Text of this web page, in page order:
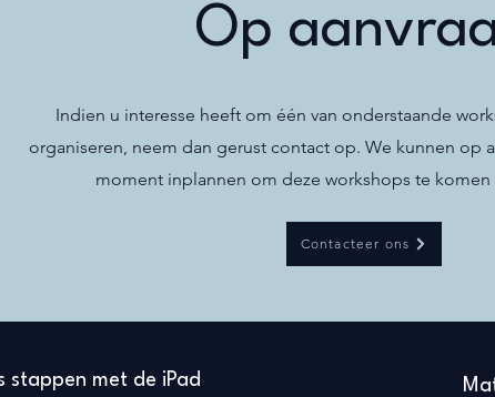
Op
Indien u interesse heeft om één van onderstaande
organiseren, neem dan gerust contact op. We kunnen op
moment inplannen om deze workshops te
Contacteer ons
stappen met de iPad